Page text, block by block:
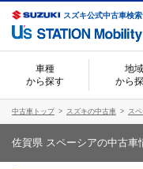
スズキ公式中古車検索
車種
から探す
地域
から
中古車トップ スズキの中古車 ス
佐賀県 スペーシアの中古車